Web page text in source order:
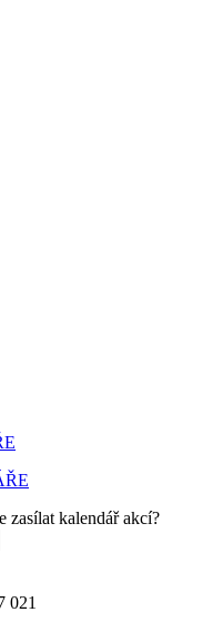
zasílat kalendář akcí?
021